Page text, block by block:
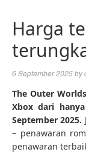
Harga
6 September 2025by
The Outer
Xbox dari
September 2025.
– penawaran
penawaran